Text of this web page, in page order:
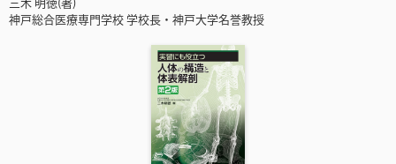
神戸総合医療専門学校 学校長・神戸大学名誉教授